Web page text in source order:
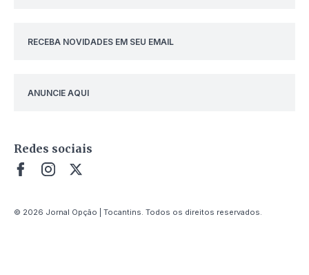
RECEBA NOVIDADES EM SEU EMAIL
ANUNCIE AQUI
Redes sociais
© 2026 Jornal Opção | Tocantins. Todos os direitos reservados.